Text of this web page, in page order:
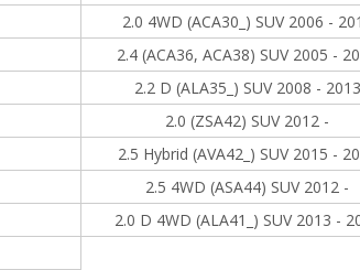
2.0 4WD (ACA30_) SUV 2006 -
2.4 (ACA36, ACA38) SUV 2005 -
2.2 D (ALA35_) SUV 2008 - 2013
2.0 (ZSA42) SUV 2012 -
2.5 Hybrid (AVA42_) SUV 2015 -
2.5 4WD (ASA44) SUV 2012 -
2.0 D 4WD (ALA41_) SUV 2013 -